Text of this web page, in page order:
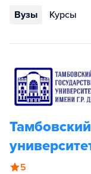
Вузы Курсы
5